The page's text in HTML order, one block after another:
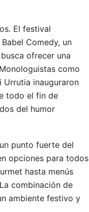
El festival
Comedy, un
ofrecer una
como
Urrutia inauguraron
todo el fin de
del humor
punto fuerte del
opciones para todos
hasta menús
combinación de
ambiente festivo y